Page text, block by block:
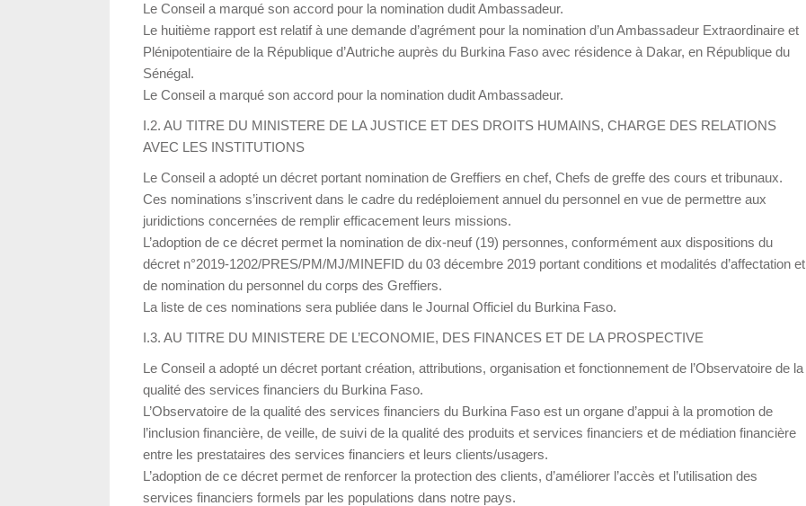
Le Conseil a marqué son accord pour la nomination dudit Ambassadeur.
Le huitième rapport est relatif à une demande d’agrément pour la nomination d’un Ambassadeur Extraordinaire et
Plénipotentiaire de la République d’Autriche auprès du Burkina Faso avec résidence à Dakar, en République du
Sénégal.
Le Conseil a marqué son accord pour la nomination dudit Ambassadeur.
I.2. AU TITRE DU MINISTERE DE LA JUSTICE ET DES DROITS HUMAINS, CHARGE DES RELATIONS
AVEC LES INSTITUTIONS
Le Conseil a adopté un décret portant nomination de Greffiers en chef, Chefs de greffe des cours et tribunaux.
Ces nominations s’inscrivent dans le cadre du redéploiement annuel du personnel en vue de permettre aux
juridictions concernées de remplir efficacement leurs missions.
L’adoption de ce décret permet la nomination de dix-neuf (19) personnes, conformément aux dispositions du
décret n°2019-1202/PRES/PM/MJ/MINEFID du 03 décembre 2019 portant conditions et modalités d’affectation et
de nomination du personnel du corps des Greffiers.
La liste de ces nominations sera publiée dans le Journal Officiel du Burkina Faso.
I.3. AU TITRE DU MINISTERE DE L’ECONOMIE, DES FINANCES ET DE LA PROSPECTIVE
Le Conseil a adopté un décret portant création, attributions, organisation et fonctionnement de l’Observatoire de la
qualité des services financiers du Burkina Faso.
L’Observatoire de la qualité des services financiers du Burkina Faso est un organe d’appui à la promotion de
l’inclusion financière, de veille, de suivi de la qualité des produits et services financiers et de médiation financière
entre les prestataires des services financiers et leurs clients/usagers.
L’adoption de ce décret permet de renforcer la protection des clients, d’améliorer l’accès et l’utilisation des
services financiers formels par les populations dans notre pays.